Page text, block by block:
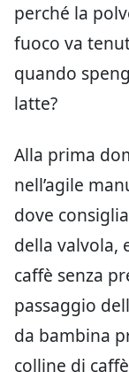
perché la
fuoco va
quando
latte?
Alla prima
nell’agile
dove
della valvola,
caffè senza
passaggio
da bambina
colline di